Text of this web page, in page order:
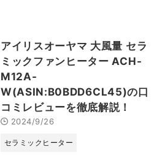
アイリスオーヤマ 大風量 セラ
ミックファンヒーター ACH-
M12A-
W(ASIN:B0BDD6CL45)の口
コミレビューを徹底解説！
2024/9/26
セラミックヒーター